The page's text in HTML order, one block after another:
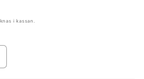
i kassan.